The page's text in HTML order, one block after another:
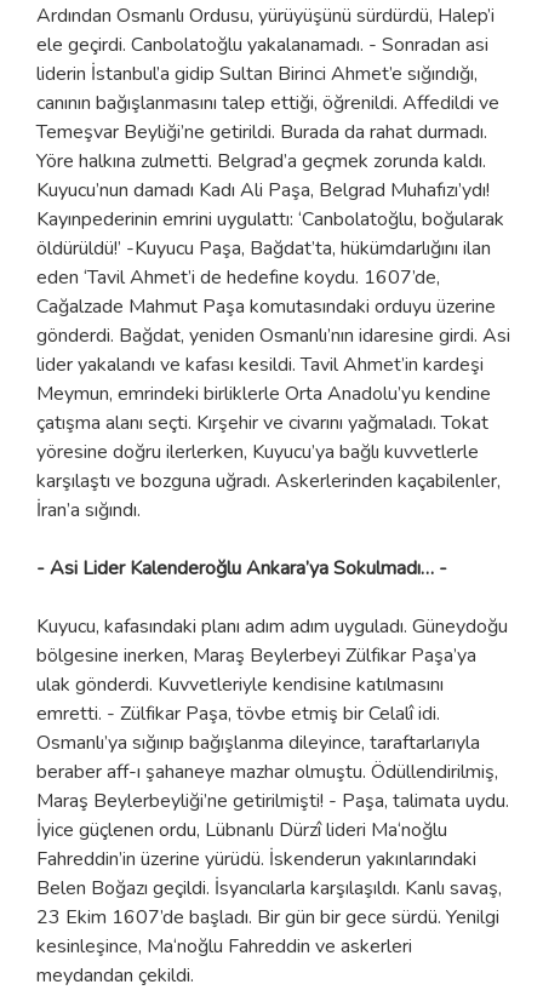
Ardından Osmanlı Ordusu, yürüyüşünü sürdürdü, Halep’i
ele geçirdi. Canbolatoğlu yakalanamadı. - Sonradan asi
liderin İstanbul’a gidip Sultan Birinci Ahmet’e sığındığı,
canının bağışlanmasını talep ettiği, öğrenildi. Affedildi ve
Temeşvar Beyliği’ne getirildi. Burada da rahat durmadı.
Yöre halkına zulmetti. Belgrad’a geçmek zorunda kaldı.
Kuyucu’nun damadı Kadı Ali Paşa, Belgrad Muhafızı’ydı!
Kayınpederinin emrini uygulattı: ‘Canbolatoğlu, boğularak
öldürüldü!’ -Kuyucu Paşa, Bağdat’ta, hükümdarlığını ilan
eden ‘Tavil Ahmet’i de hedefine koydu. 1607’de,
Cağalzade Mahmut Paşa komutasındaki orduyu üzerine
gönderdi. Bağdat, yeniden Osmanlı’nın idaresine girdi. Asi
lider yakalandı ve kafası kesildi. Tavil Ahmet’in kardeşi
Meymun, emrindeki birliklerle Orta Anadolu’yu kendine
çatışma alanı seçti. Kırşehir ve civarını yağmaladı. Tokat
yöresine doğru ilerlerken, Kuyucu’ya bağlı kuvvetlerle
karşılaştı ve bozguna uğradı. Askerlerinden kaçabilenler,
İran’a sığındı.
- Asi Lider Kalenderoğlu Ankara’ya Sokulmadı… -
Kuyucu, kafasındaki planı adım adım uyguladı. Güneydoğu
bölgesine inerken, Maraş Beylerbeyi Zülfikar Paşa’ya
ulak gönderdi. Kuvvetleriyle kendisine katılmasını
emretti. - Zülfikar Paşa, tövbe etmiş bir Celalî idi.
Osmanlı’ya sığınıp bağışlanma dileyince, taraftarlarıyla
beraber aff-ı şahaneye mazhar olmuştu. Ödüllendirilmiş,
Maraş Beylerbeyliği’ne getirilmişti! - Paşa, talimata uydu.
İyice güçlenen ordu, Lübnanlı Dürzî lideri Ma‘noğlu
Fahreddin’in üzerine yürüdü. İskenderun yakınlarındaki
Belen Boğazı geçildi. İsyancılarla karşılaşıldı. Kanlı savaş,
23 Ekim 1607’de başladı. Bir gün bir gece sürdü. Yenilgi
kesinleşince, Ma‘noğlu Fahreddin ve askerleri
meydandan çekildi.